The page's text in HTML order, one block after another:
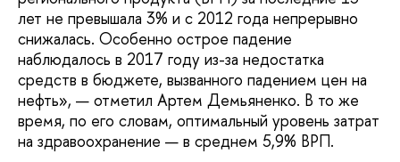
лет не превышала 3% и с 2012 года непрерывно
снижалась. Особенно острое падение
наблюдалось в 2017 году из-за недостатка
средств в бюджете, вызванного падением цен на
нефть», — отметил Артем Демьяненко. В то же
время, по его словам, оптимальный уровень затрат
на здравоохранение — в среднем 5,9% ВРП.